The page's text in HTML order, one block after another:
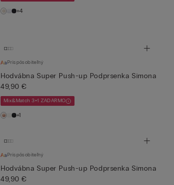
+4
Prispôsobiteľný
Hodvábna Super Push-up Podprsenka Simona
49,90 €
Mix&Match 3+1 ZADARMO
+1
Prispôsobiteľný
Hodvábna Super Push-up Podprsenka Simona
49,90 €